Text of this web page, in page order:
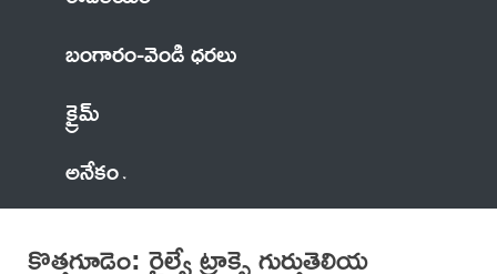
బంగారం-వెండి ధరలు
క్రైమ్
అనేకం
కొత్తగూడెం: రైల్వే ట్రాక్పై గుర్తుతెలియ